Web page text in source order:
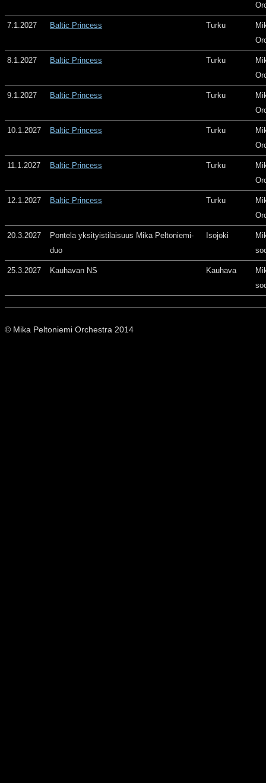
7.1.2027 Baltic Princess Turku
8.1.2027 Baltic Princess Turku
9.1.2027 Baltic Princess Turku
10.1.2027 Baltic Princess Turku
11.1.2027 Baltic Princess Turku
12.1.2027 Baltic Princess Turku
20.3.2027
Pontela yksityistilaisuus Mika Peltoniemi-
duo
Isojoki
25.3.2027 Kauhavan NS Kauhava
© Mika Peltoniemi Orchestra 2014